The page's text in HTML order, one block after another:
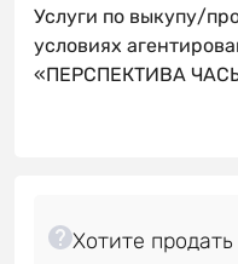
Услуги по выкупу/
условиях
«ПЕРСПЕКТИВА